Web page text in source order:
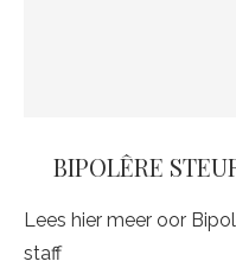
BIPOLÊRE
Lees hier meer oor
staff